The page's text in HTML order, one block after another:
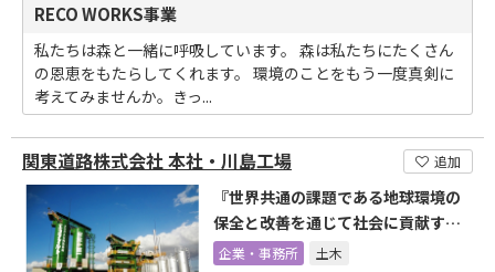
RECO WORKS事業
私たちは森と一緒に呼吸しています。 森は私たちにたくさん
の恩恵をもたらしてくれます。 環境のことをもう一度真剣に
考えてみませんか。きっ...
関東道路株式会社 本社・川島工場 追加
『世界共通の課題である地球環境の
保全と改善を通じて社会に貢献す
る』
企業・事務所 土木